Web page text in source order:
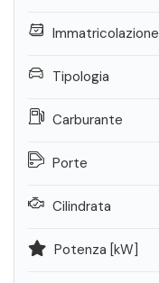
Immatricolazione
Tipologia
Carburante
Porte
Cilindrata
Potenza [kW]